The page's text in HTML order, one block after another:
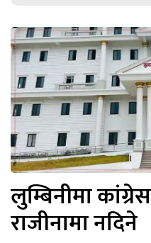
लुम्बिनीमा
राजीनामा नदिने